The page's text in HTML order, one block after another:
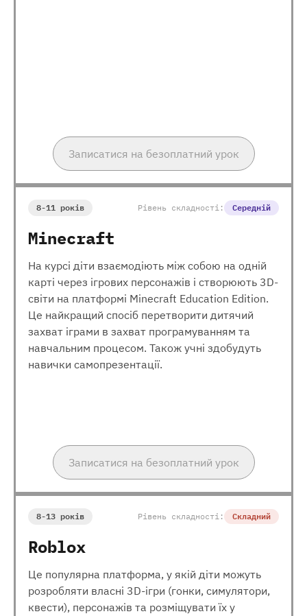
Записатися на безоплатний урок
8-11 років Рівень складності: Середній
Minecraft
На курсі діти взаємодіють між собою на одній
карті через ігрових персонажів і створюють 3D-
світи на платформі Minecraft Education Edition.
Це найкращий спосіб перетворити дитячий
захват іграми в захват програмуванням та
навчальним процесом. Також учні здобудуть
навички самопрезентації.
Записатися на безоплатний урок
8-13 років Рівень складності: Складний
Roblox
Це популярна платформа, у якій діти можуть
розробляти власні 3D-ігри (гонки, симулятори,
квести), персонажів та розміщувати їх у